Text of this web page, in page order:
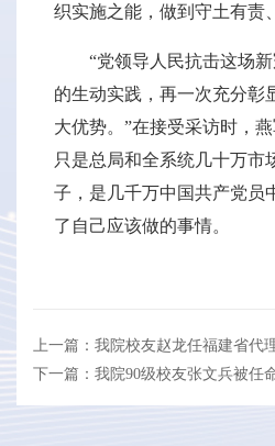
织实施之能，做到守土有责
“党领导人民抗击这场
的生动实践，再一次充分彰
大优势。”在接受采访时，
只是总局和全系统几十万市
子，是几千万中国共产党员
了自己应该做的事情。
上一篇：我院校友赵龙任福建省代
下一篇：我院90级校友张文兵被任